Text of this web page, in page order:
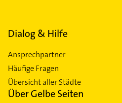
Dialog & Hilfe
Ansprechpartner
Häufige Fragen
Übersicht aller Städte
Über Gelbe Seiten